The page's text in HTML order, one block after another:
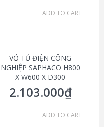
ADD TO CART
VỎ TỦ ĐIỆN CÔNG
NGHIỆP SAPHACO H800
X W600 X D300
2.103.000₫
ADD TO CART